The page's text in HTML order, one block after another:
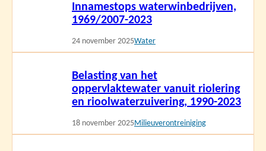
Innamestops waterwinbedrijven,
1969/2007-2023
24 november 2025Water
Belasting van het
oppervlaktewater vanuit riolering
en rioolwaterzuivering, 1990-2023
18 november 2025Milieuverontreiniging